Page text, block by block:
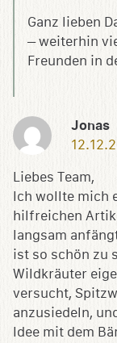
Ganz lieben
– weiterhin
Freunden in
Jonas
Liebes Team,
Ich wollte mich
hilfreichen
langsam
ist so schön zu
Wildkräuter
versucht,
anzusiedeln,
Idee mit dem